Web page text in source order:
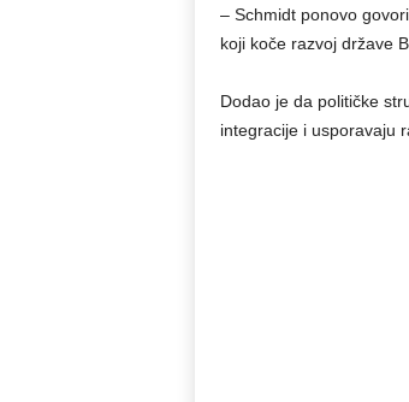
– Schmidt ponovo
koji koče razvoj države
Dodao je da političke
integracije i usporavaju